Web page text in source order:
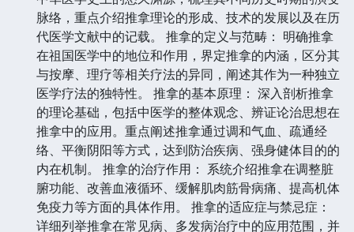
脉络，重点介绍推拿理论的形成、技术的发展以及在历
代医学文献中的记载。 推拿的定义与范畴： 明确推拿
在祖国医学中的地位和作用，界定推拿的内涵，区分其
与按摩、理疗等相关疗法的异同，阐述其作为一种独立
医学疗法的独特性。 推拿的基本原理： 深入剖析推拿
的理论基础，包括中医学的整体观念、辨证论治思想在
推拿中的应用。重点阐述推拿通过调和气血、疏通经
络、平衡阴阳等方式，达到防治疾病、强身健体目的的
内在机制。 推拿的治疗作用： 系统介绍推拿在调整脏
腑功能、改善血液循环、缓解肌肉筋骨病痛、提高机体
免疫力等方面的具体作用。 推拿的适应症与禁忌症：
详细列举推拿在常见病、多发病治疗中的应用范围，并